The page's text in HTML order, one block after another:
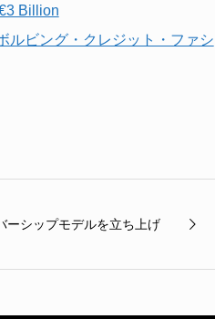
Billion
ルビング・クレジット・ファシ
ーシップモデルを立ち上げ